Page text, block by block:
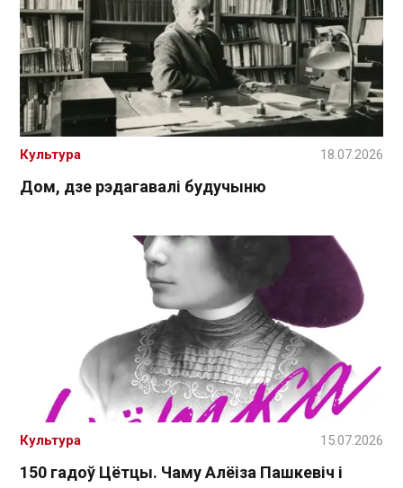
Дом, дзе рэдагавалі будучыню
Культура 18.07.2026
150 гадоў Цётцы. Чаму Алёіза Пашкевіч і
Культура 15.07.2026